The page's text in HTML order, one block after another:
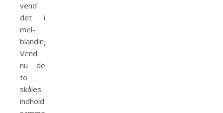
vend
det i
mel-
blandingen.
Vend
nu de
to
skåles
indhold